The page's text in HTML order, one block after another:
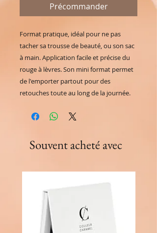
Précommander
Format pratique, idéal pour ne pas
tacher sa trousse de beauté, ou son sac
à main. Application facile et précise du
rouge à lèvres. Son mini format permet
de l'emporter partout pour des
retouches toute au long de la journée.
Souvent acheté avec